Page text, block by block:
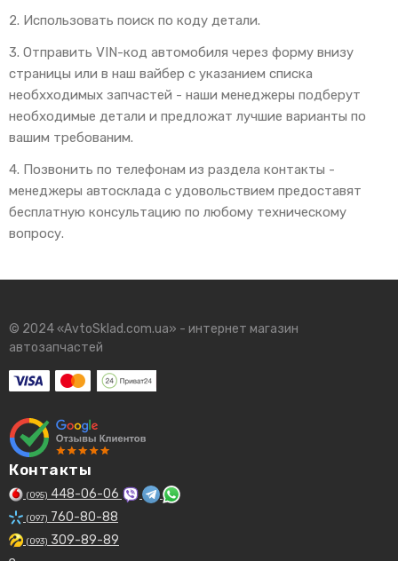
2. Использовать поиск по коду детали.
3. Отправить VIN-код автомобиля через форму внизу
страницы или в наш вайбер с указанием списка
необхходимых запчастей - наши менеджеры подберут
необходимые детали и предложат лучшие варианты по
вашим требованим.
4. Позвонить по телефонам из раздела контакты -
менеджеры автосклада с удовольствием предоставят
бесплатную консультацию по любому техническому
вопросу.
© 2024 «AvtoSklad.com.ua» - интернет магазин
автозапчастей
Контакты
(095) 448-06-06
(097) 760-80-88
(093) 309-89-89